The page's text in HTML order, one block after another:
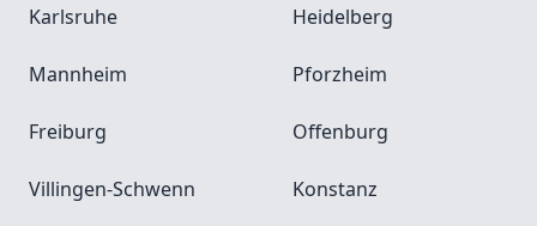
Karlsruhe Heidelberg
Mannheim Pforzheim
Freiburg Offenburg
Villingen-Schwenn Konstanz